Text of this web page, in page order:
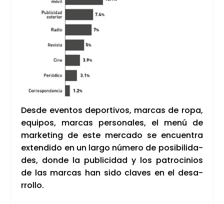
Des­de even­tos depor­ti­vos, mar­cas de ropa,
equi­pos, mar­cas per­so­na­les, el menú de
mar­ke­ting de este mer­ca­do se encuen­tra
exten­di­do en un lar­go núme­ro de posi­bi­li­da­
des, don­de la publi­ci­dad y los patro­ci­nios
de las mar­cas han sido cla­ves en el desa­
rro­llo.